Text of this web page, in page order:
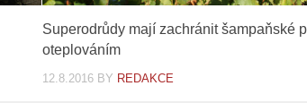
Superodrůdy mají zachránit šampaňské
oteplováním
12.8.2016 BY REDAKCE